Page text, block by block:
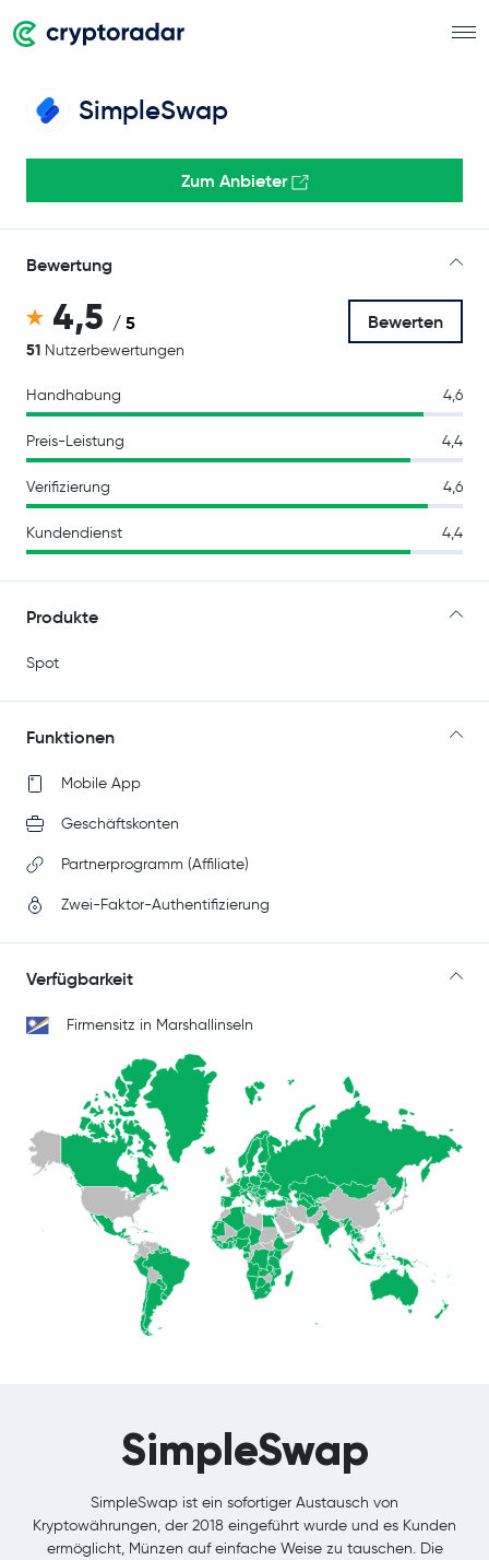
SimpleSwap
Zum Anbieter
Bewertung
4,5 / 5
51 Nutzerbewertungen
Bewerten
Handhabung 4,6
Preis-Leistung 4,4
Verifizierung 4,6
Kundendienst 4,4
Produkte
Spot
Funktionen
Mobile App
Geschäftskonten
Partnerprogramm (Affiliate)
Zwei-Faktor-Authentifizierung
Verfügbarkeit
Firmensitz in Marshallinseln
SimpleSwap
SimpleSwap ist ein sofortiger Austausch von
Kryptowährungen, der 2018 eingeführt wurde und es Kunden
ermöglicht, Münzen auf einfache Weise zu tauschen. Die